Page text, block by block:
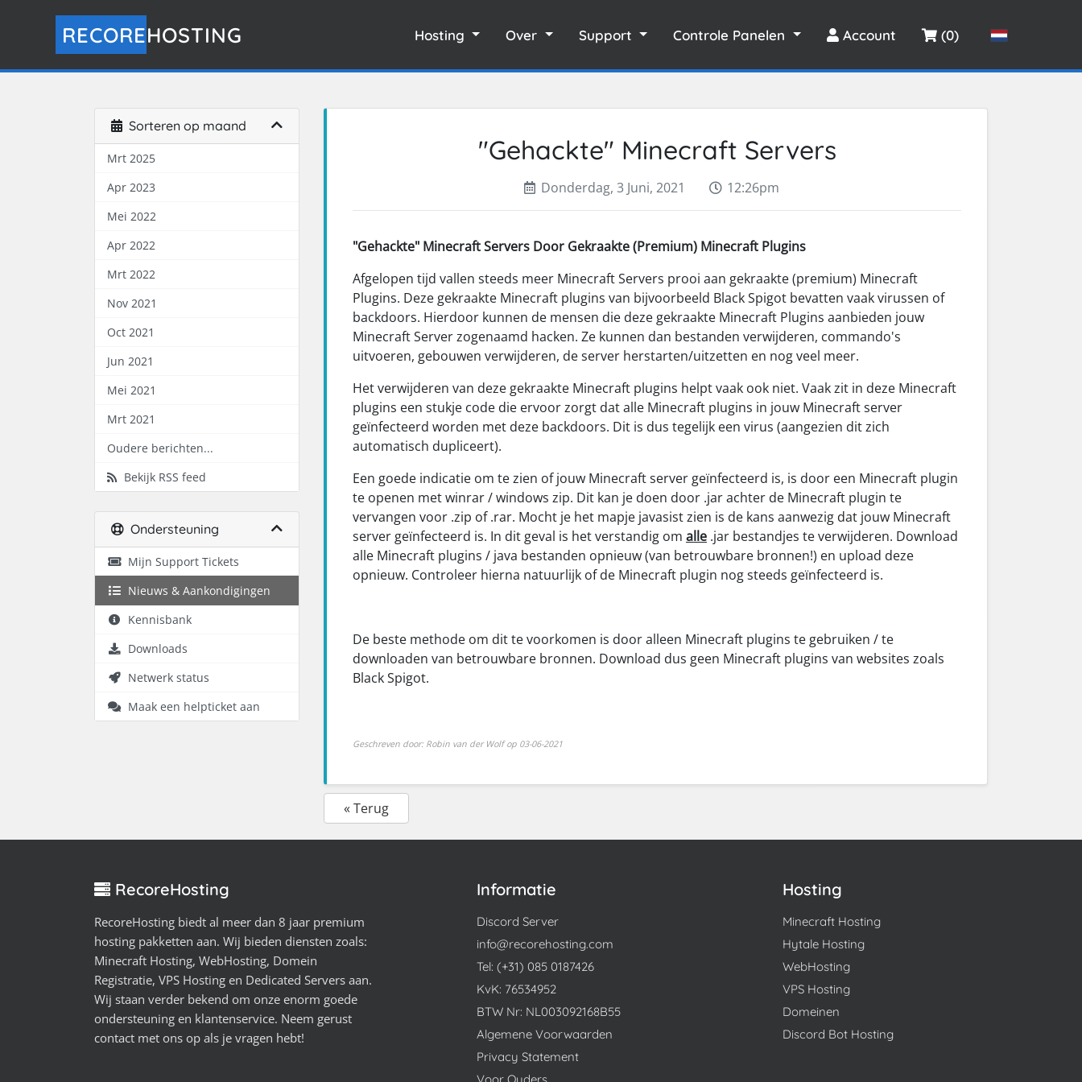
RECOREHOSTING Hosting Over Support Controle Panelen Account (0)
Sorteren op maand
Mrt 2025
Apr 2023
Mei 2022
Apr 2022
Mrt 2022
Nov 2021
Oct 2021
Jun 2021
Mei 2021
Mrt 2021
Oudere berichten...
Bekijk RSS feed
Ondersteuning
Mijn Support Tickets
Nieuws & Aankondigingen
Kennisbank
Downloads
Netwerk status
Maak een helpticket aan
"Gehackte" Minecraft Servers
Donderdag, 3 Juni, 2021 12:26pm
"Gehackte" Minecraft Servers Door Gekraakte (Premium) Minecraft Plugins
Afgelopen tijd vallen steeds meer Minecraft Servers prooi aan gekraakte (premium) Minecraft
Plugins. Deze gekraakte Minecraft plugins van bijvoorbeeld Black Spigot bevatten vaak virussen of
backdoors. Hierdoor kunnen de mensen die deze gekraakte Minecraft Plugins aanbieden jouw
Minecraft Server zogenaamd hacken. Ze kunnen dan bestanden verwijderen, commando's
uitvoeren, gebouwen verwijderen, de server herstarten/uitzetten en nog veel meer.
Het verwijderen van deze gekraakte Minecraft plugins helpt vaak ook niet. Vaak zit in deze Minecraft
plugins een stukje code die ervoor zorgt dat alle Minecraft plugins in jouw Minecraft server
geïnfecteerd worden met deze backdoors. Dit is dus tegelijk een virus (aangezien dit zich
automatisch dupliceert).
Een goede indicatie om te zien of jouw Minecraft server geïnfecteerd is, is door een Minecraft plugin
te openen met winrar / windows zip. Dit kan je doen door .jar achter de Minecraft plugin te
vervangen voor .zip of .rar. Mocht je het mapje javasist zien is de kans aanwezig dat jouw Minecraft
server geïnfecteerd is. In dit geval is het verstandig om alle .jar bestandjes te verwijderen. Download
alle Minecraft plugins / java bestanden opnieuw (van betrouwbare bronnen!) en upload deze
opnieuw. Controleer hierna natuurlijk of de Minecraft plugin nog steeds geïnfecteerd is.
De beste methode om dit te voorkomen is door alleen Minecraft plugins te gebruiken / te
downloaden van betrouwbare bronnen. Download dus geen Minecraft plugins van websites zoals
Black Spigot.
Geschreven door: Robin van der Wolf op 03-06-2021
« Terug
RecoreHosting
RecoreHosting biedt al meer dan 8 jaar premium
hosting pakketten aan. Wij bieden diensten zoals:
Minecraft Hosting, WebHosting, Domein
Registratie, VPS Hosting en Dedicated Servers aan.
Wij staan verder bekend om onze enorm goede
ondersteuning en klantenservice. Neem gerust
contact met ons op als je vragen hebt!
Informatie
Discord Server
info@recorehosting.com
Tel: (+31) 085 0187426
KvK: 76534952
BTW Nr: NL003092168B55
Algemene Voorwaarden
Privacy Statement
Hosting
Minecraft Hosting
Hytale Hosting
WebHosting
VPS Hosting
Domeinen
Discord Bot Hosting